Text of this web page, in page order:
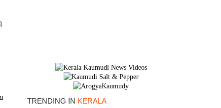
TRENDING IN KERALA